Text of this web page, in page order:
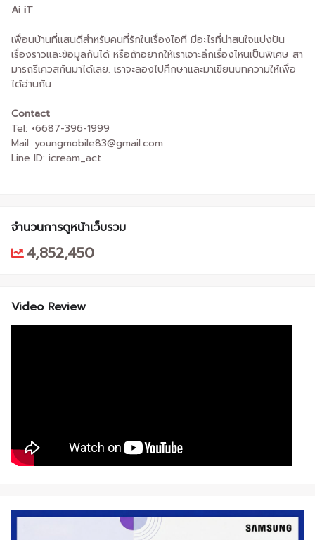
Ai iT
เพื่อนบ้านที่แสนดีสำหรับคนที่รักในเรื่องไอที มีอะไรที่น่าสนใจแบ่งปัน
เรื่องราวและข้อมูลกันได้ หรือถ้าอยากให้เราเจาะลึกเรื่องไหนเป็นพิเศษ สา
มารถรีเควสกันมาได้เลย. เราจะลองไปศึกษาและมาเขียนบทความให้เพื่อ
ได้อ่านกัน
Contact
Tel: +6687-396-1999
Mail: youngmobile83@gmail.com
Line ID: icream_act
จำนวนการดูหน้าเว็บรวม
4,852,450
Video Review